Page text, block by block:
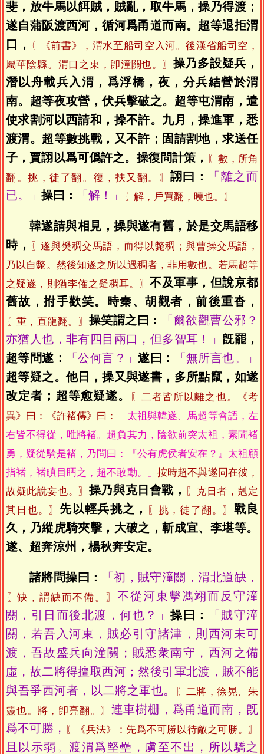
斐，放牛馬以餌賊，賊亂，取牛馬，操乃得渡；
遂自蒲阪渡西河，循河爲甬道而南。超等退拒渭
口，
〖《前書》，渭水至船司空入河。後漢省船司空，
屬華陰縣。渭口之東，卽潼關也。〗 操乃多設疑兵，
潛以舟載兵入渭，爲浮橋，夜，分兵結營於渭
南。超等夜攻營，伏兵擊破之。超等屯渭南，遣
使求割河以西請和，操不許。九月，操進軍，悉
渡渭。超等數挑戰，又不許；固請割地，求送任
子，賈詡以爲可僞許之。操復問計策，
〖數，所角
翻。挑，徒了翻。復，扶又翻。〗 詡曰：
「離之而
已。」 操曰： 「解！」 〖解，戶買翻，曉也。〗
韓遂請與相見，操與遂有舊，於是交馬語移
時，
〖遂與樊稠交馬語，而得以斃稠；與曹操交馬語，
乃以自斃。然後知遂之所以遇稠者，非用數也。若馬超等
之疑遂，則猶李傕之疑稠耳。〗不及軍事，但說京都
舊故，拊手歡笑。時秦、胡觀者，前後重沓，
〖重，直龍翻。〗 操笑謂之曰：
「爾欲觀曹公邪？
亦猶人也，非有四目兩口，但多智耳！」 旣罷，
超等問遂：
「公何言？」遂曰：
「無所言也。」
超等疑之。他日，操又與遂書，多所點竄，如遂
改定者；超等愈疑遂。
〖二者皆所以離之也。《考
異》曰：《許褚傳》曰：
「太祖與韓遂、馬超等會語，左
右皆不得從，唯將褚。超負其力，陰欲前突太祖，素聞褚
勇，疑從騎是褚，乃問曰：『公有虎侯者安在？』太祖顧
指褚，褚瞋目眄之，超不敢動。」 按時超不與遂同在彼，
故疑此說妄也。〗 操乃與克日會戰，
〖克日者，剋定
其日也。〗 先以輕兵挑之， 〖挑，徒了翻。〗 戰良
久，乃縱虎騎夾擊，大破之，斬成宜、李堪等。
遂、超奔涼州，楊秋奔安定。
諸將問操曰： 「初，賊守潼關，渭北道缺，
〖缺，謂缺而不備。〗 不從河東擊馮翊而反守潼
關，引日而後北渡，何也？」操曰：
「賊守潼
關，若吾入河東，賊必引守諸津，則西河未可
渡，吾故盛兵向潼關；賊悉衆南守，西河之備
虛，故二將得擅取西河；然後引軍北渡，賊不能
與吾爭西河者，以二將之軍也。
〖二將，徐晃、朱
靈也。將，卽亮翻。〗 連車樹栅，爲甬道而南，旣
爲不可勝，
〖《兵法》：先爲不可勝以待敵之可勝。〗
且以示弱。渡渭爲堅壘，虜至不出，所以驕之